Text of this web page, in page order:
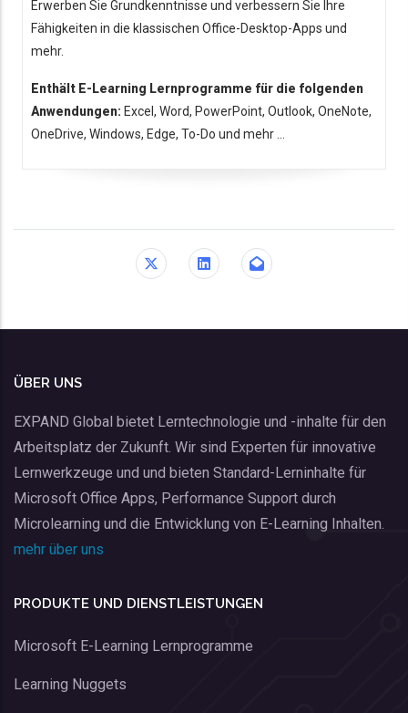
Erwerben Sie Grundkenntnisse und verbessern Sie Ihre
Fähigkeiten in die klassischen Office-Desktop-Apps und
mehr.
Enthält E-Learning Lernprogramme für die folgenden
Anwendungen: Excel, Word, PowerPoint, Outlook, OneNote,
OneDrive, Windows, Edge, To-Do und mehr ...
ÜBER UNS
EXPAND Global bietet Lerntechnologie und -inhalte für den
Arbeitsplatz der Zukunft. Wir sind Experten für innovative
Lernwerkzeuge und und bieten Standard-Lerninhalte für
Microsoft Office Apps, Performance Support durch
Microlearning und die Entwicklung von E-Learning Inhalten.
mehr über uns
PRODUKTE UND DIENSTLEISTUNGEN
Microsoft E-Learning Lernprogramme
Learning Nuggets